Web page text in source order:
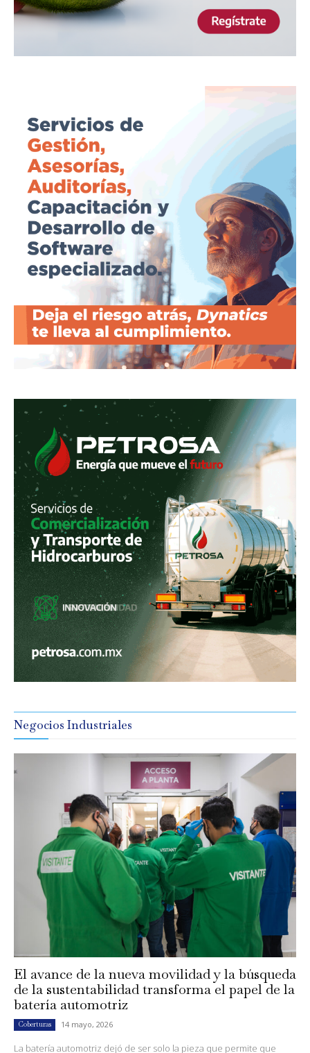
Negocios Industriales
El avance de la nueva movilidad y la búsqueda
de la sustentabilidad transforma el papel de la
batería automotriz
Coberturas 14 mayo, 2026
La batería automotriz dejó de ser solo la pieza que permite que